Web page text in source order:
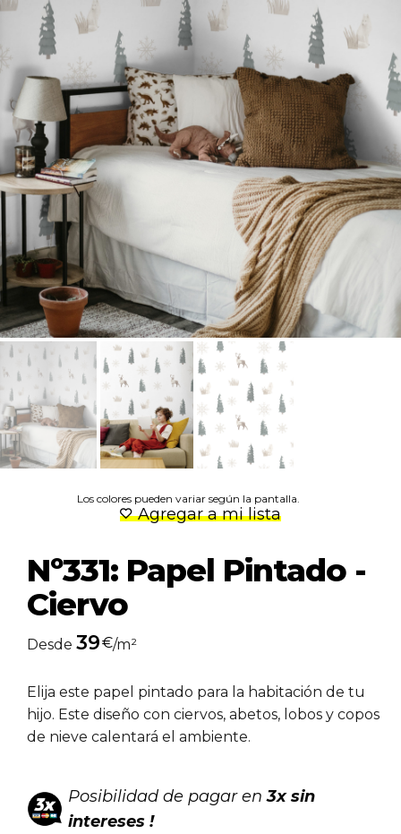
Los colores pueden variar según la pantalla.
Agregar a mi lista
Nº331: Papel Pintado -
Ciervo
Desde 39€/m²
Elija este papel pintado para la habitación de tu
hijo. Este diseño con ciervos, abetos, lobos y copos
de nieve calentará el ambiente.
Posibilidad de pagar en3x sin
intereses !